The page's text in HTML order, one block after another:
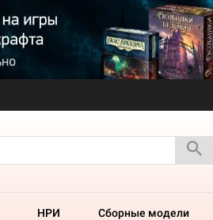
НРИ Сборные модели